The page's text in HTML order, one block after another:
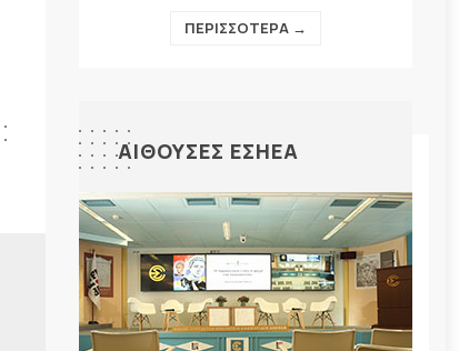
ΠΕΡΙΣΣΟΤΕΡΑ →
ΑΙΘΟΥΣΕΣ ΕΣΗΕΑ